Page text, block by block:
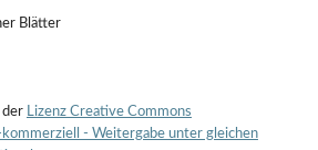
Blätter
der Lizenz Creative Commons
- Weitergabe unter gleichen